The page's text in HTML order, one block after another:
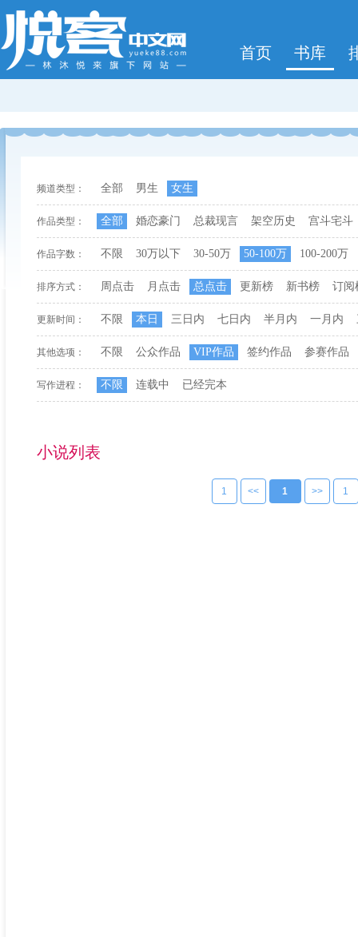
首页 书库
频道类型： 全部 男生 女生
作品类型： 全部 婚恋豪门 总裁现言 架空历史 宫斗宅斗
作品字数： 不限 30万以下 30-50万 50-100万 100-200万
排序方式： 周点击 月点击 总点击 更新榜 新书榜 订阅
更新时间： 不限 本日 三日内 七日内 半月内 一月内
其他选项： 不限 公众作品 VIP作品 签约作品 参赛作品
写作进程： 不限 连载中 已经完本
小说列表
1 << 1 >> 1